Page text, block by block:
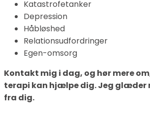
Katastrofetanker
Depression
Håbløshed
Relationsudfordringer
Egen-omsorg
Kontakt mig i dag, og hør mere
terapi kan hjælpe dig. Jeg glæder
fra dig.